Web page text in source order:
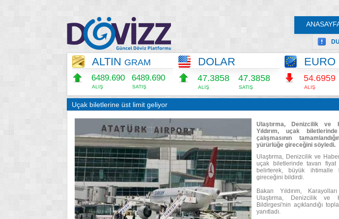
ALTIN GRAM
6489.690
ALIŞ
6489.690
SATIŞ
DOLAR
47.3858
ALIŞ
47.3858
SATIŞ
EURO
54.6966
ALIŞ
Uçak biletlerine üst limit geliyor
Ulaştırma, Denizcilik ve
Yıldırım, uçak
çalışmasının
yürürlüğe gireceğini söyledi.
Ulaştırma, Denizcilik ve
uçak biletlerinde tavan fiyat
belirterek, büyük ihtimalle
gireceğini bildirdi.
Bakan Yıldırım,
Ulaştırma, Denizcilik ve
Bildirgesi'nin açıklandığı
yanıtladı.